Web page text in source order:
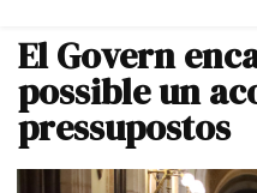
El Govern
possible un
pressupostos